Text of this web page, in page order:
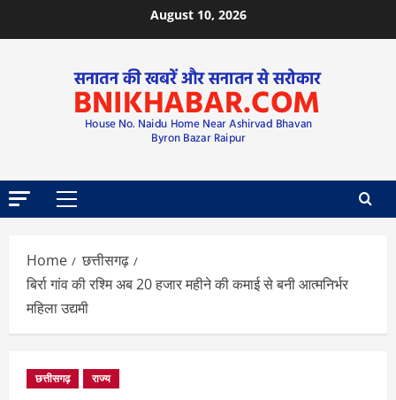
August 10, 2026
Home
छत्तीसगढ़
बिर्रा गांव की रश्मि अब 20 हजार महीने की कमाई से बनी आत्मनिर्भर
महिला उद्यमी
छत्तीसगढ़ राज्य